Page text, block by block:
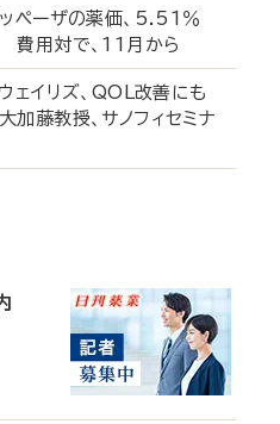
ッペーザの薬価、5.51％
用対で、11月から
ェイリズ、QOL改善にも
藤教授、サノフィセミナ